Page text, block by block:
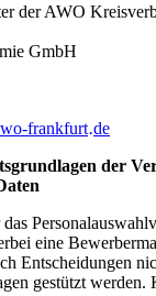
der AWO
GmbH
frankfurt·de
der
eine
Entscheidungen
gestützt